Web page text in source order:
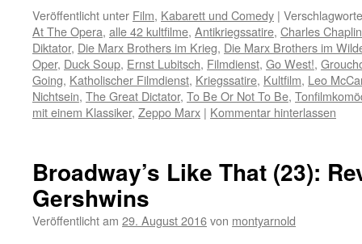
Veröffentlicht unter Film, Kabarett und Comedy |
At The Opera, alle 42 kultfilme, Antikriegssatire, Charles Chaplin
Diktator, Die Marx Brothers im Krieg, Die Marx Brothers im
Oper, Duck Soup, Ernst Lubitsch, Filmdienst, Go West!,
Going, Katholischer Filmdienst, Kriegssatire, Kultfilm, Leo
Nichtsein, The Great Dictator, To Be Or Not To Be,
mit einem Klassiker, Zeppo Marx | Kommentar hinterlassen
Broadway’s Like That (23):
Gershwins
Veröffentlicht am 29. August 2016von montyarnold